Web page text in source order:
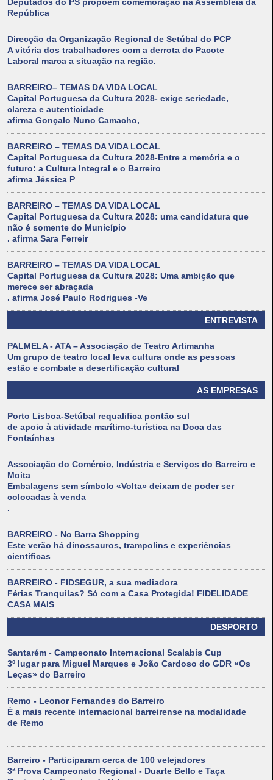
Deputados do PS propõem comemoração na Assembleia da
República
Direcção da Organização Regional de Setúbal do PCP
A vitória dos trabalhadores com a derrota do Pacote
Laboral marca a situação na região.
BARREIRO– TEMAS DA VIDA LOCAL
Capital Portuguesa da Cultura 2028- exige seriedade,
clareza e autenticidade
afirma Gonçalo Nuno Camacho,
BARREIRO – TEMAS DA VIDA LOCAL
Capital Portuguesa da Cultura 2028-Entre a memória e o
futuro: a Cultura Integral e o Barreiro
afirma Jéssica P
BARREIRO – TEMAS DA VIDA LOCAL
Capital Portuguesa da Cultura 2028: uma candidatura que
não é somente do Município
. afirma Sara Ferreir
BARREIRO – TEMAS DA VIDA LOCAL
Capital Portuguesa da Cultura 2028: Uma ambição que
merece ser abraçada
. afirma José Paulo Rodrigues -Ve
ENTREVISTA
PALMELA - ATA – Associação de Teatro Artimanha
Um grupo de teatro local leva cultura onde as pessoas
estão e combate a desertificação cultural
AS EMPRESAS
Porto Lisboa-Setúbal requalifica pontão sul
de apoio à atividade marítimo-turística na Doca das
Fontaínhas
Associação do Comércio, Indústria e Serviços do Barreiro e
Moita
Embalagens sem símbolo «Volta» deixam de poder ser
colocadas à venda
.
BARREIRO - No Barra Shopping
Este verão há dinossauros, trampolins e experiências
científicas
BARREIRO - FIDSEGUR, a sua mediadora
Férias Tranquilas? Só com a Casa Protegida! FIDELIDADE
CASA MAIS
DESPORTO
Santarém - Campeonato Internacional Scalabis Cup
3º lugar para Miguel Marques e João Cardoso do GDR «Os
Leças» do Barreiro
Remo - Leonor Fernandes do Barreiro
É a mais recente internacional barreirense na modalidade
de Remo
Barreiro - Participaram cerca de 100 velejadores
3ª Prova Campeonato Regional - Duarte Bello e Taça